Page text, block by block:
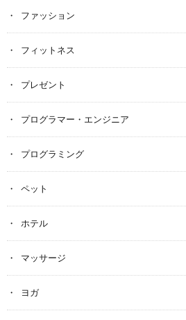
ファッション
フィットネス
プレゼント
プログラマー・エンジニア
プログラミング
ペット
ホテル
マッサージ
ヨガ